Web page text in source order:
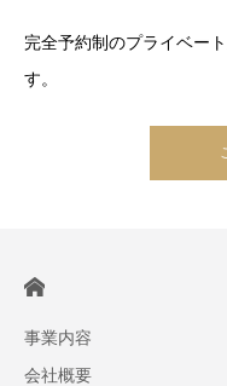
完全予約制のプライベー
す。
事業内容
会社概要